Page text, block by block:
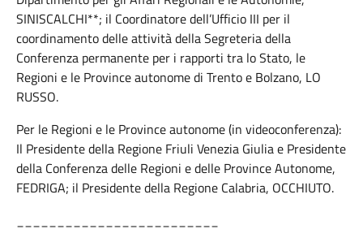
SINISCALCHI**; il Coordinatore dell’Ufficio III per il
coordinamento delle attività della Segreteria della
Conferenza permanente per i rapporti tra lo Stato, le
Regioni e le Province autonome di Trento e Bolzano, LO
RUSSO.
Per le Regioni e le Province autonome (in videoconferenza):
Il Presidente della Regione Friuli Venezia Giulia e Presidente
della Conferenza delle Regioni e delle Province Autonome,
FEDRIGA; il Presidente della Regione Calabria, OCCHIUTO.